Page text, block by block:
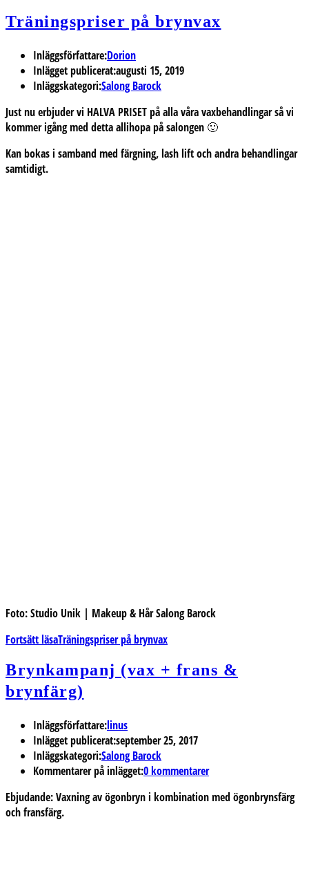
Träningspriser på brynvax
Inläggsförfattare:Dorion
Inlägget publicerat:augusti 15, 2019
Inläggskategori:Salong Barock
Just nu erbjuder vi HALVA PRISET på alla våra vaxbehandlingar så vi
kommer igång med detta allihopa på salongen 🙂
Kan bokas i samband med färgning, lash lift och andra behandlingar
samtidigt.
Foto: Studio Unik | Makeup & Hår Salong Barock
Fortsätt läsaTräningspriser på brynvax
Brynkampanj (vax + frans &
brynfärg)
Inläggsförfattare:linus
Inlägget publicerat:september 25, 2017
Inläggskategori:Salong Barock
Kommentarer på inlägget:0 kommentarer
Ebjudande: Vaxning av ögonbryn i kombination med ögonbrynsfärg
och fransfärg.